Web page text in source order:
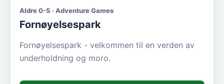
Aldre 0-5 · Adventure Games
Fornøyelsespark
Fornøyelsespark - velkommen til en verden av
underholdning og moro.